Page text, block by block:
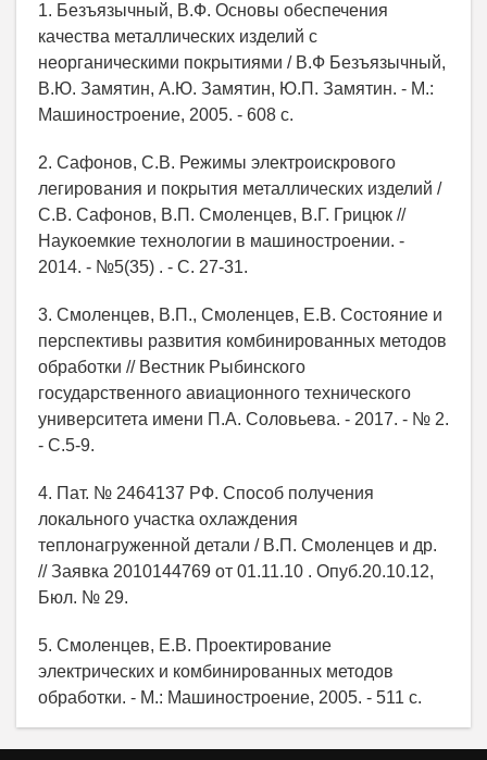
1. Безъязычный, В.Ф. Основы обеспечения
качества металлических изделий с
неорганическими покрытиями / В.Ф Безъязычный,
В.Ю. Замятин, А.Ю. Замятин, Ю.П. Замятин. - М.:
Машиностроение, 2005. - 608 с.
2. Сафонов, С.В. Режимы электроискрового
легирования и покрытия металлических изделий /
С.В. Сафонов, В.П. Смоленцев, В.Г. Грицюк //
Наукоемкие технологии в машиностроении. -
2014. - №5(35) . - С. 27-31.
3. Смоленцев, В.П., Смоленцев, Е.В. Состояние и
перспективы развития комбинированных методов
обработки // Вестник Рыбинского
государственного авиационного технического
университета имени П.А. Соловьева. - 2017. - № 2.
- С.5-9.
4. Пат. № 2464137 РФ. Способ получения
локального участка охлаждения
теплонагруженной детали / В.П. Смоленцев и др.
// Заявка 2010144769 от 01.11.10 . Опуб.20.10.12,
Бюл. № 29.
5. Смоленцев, Е.В. Проектирование
электрических и комбинированных методов
обработки. - М.: Машиностроение, 2005. - 511 с.